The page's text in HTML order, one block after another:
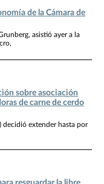
de la Cámara de
asistió ayer a la
sobre asociación
de carne de cerdo
decidió extender hasta por